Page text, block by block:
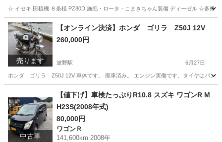
☆ イセキ 田植機 ８条植 PZ80D 施肥・ロータ・こまきちゃん装備 ディーゼル ☆多機
熊本 阿蘇郡 波野駅 その他 まきちゃん
売ります
【オンライン決済】ホンダ ゴリラ Z50J 12V
260,000円
波野駅 6月27日
ホンダ ゴリラ Z50J 12V 車体です。 廃車済み。 エンジン実働です。タイヤはパン
波野駅 ホンダ
中古車
【値下げ】車検たっぷりR10.8 スズキ ワゴンR M
H23S(2008年式)
80,000円
ワゴンＲ
141,600km 2008年